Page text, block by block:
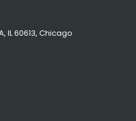
IL 60613, Chicago